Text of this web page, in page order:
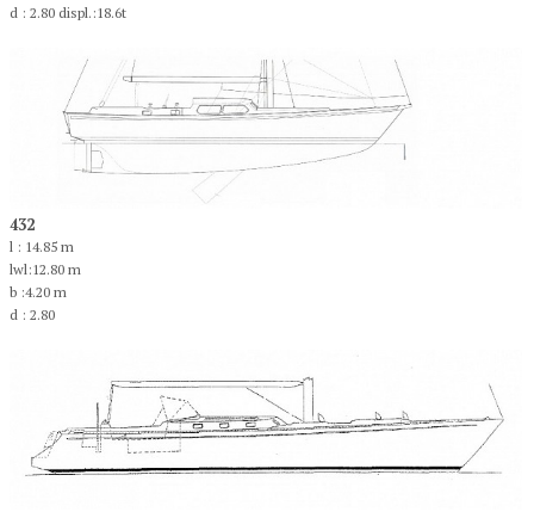
d : 2.80 displ.:18.6t
432
l : 14.85 m
lwl:12.80 m
b :4.20 m
d : 2.80